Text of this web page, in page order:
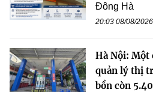
Đông Hà
20:03 08/08/2026
Hà Nội: Một
quản lý thị
bồn còn